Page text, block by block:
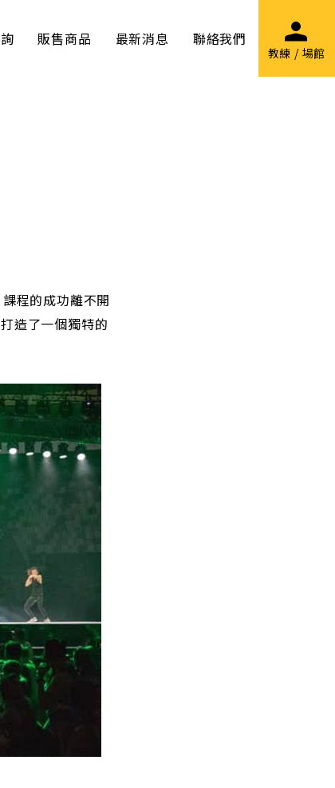
教練 / 場館
販售商品 最新消息 聯絡我們
程的成功離不開
造了一個獨特的